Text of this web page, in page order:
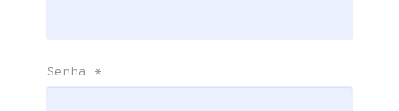
Senha *